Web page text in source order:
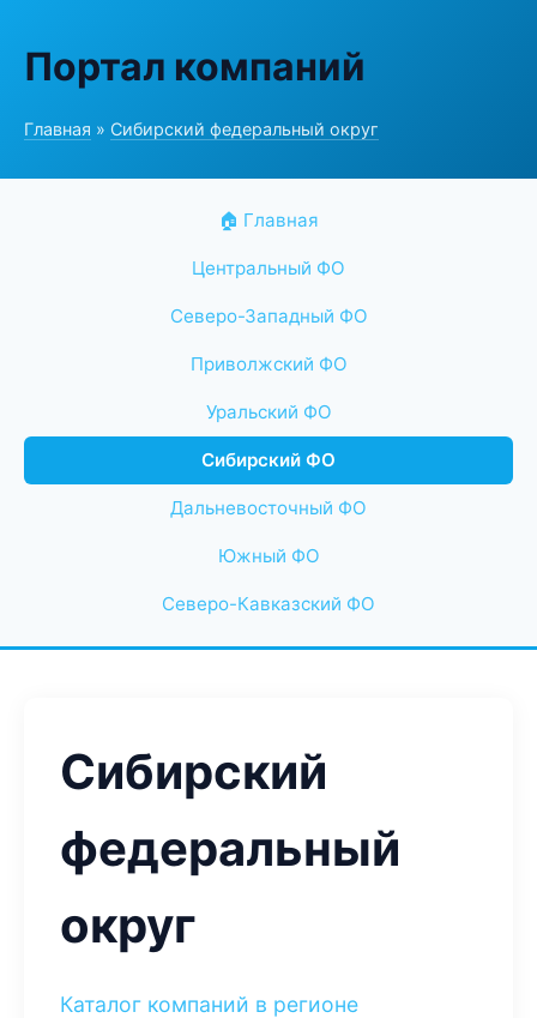
Портал компаний
Главная » Сибирский федеральный округ
🏠 Главная
Центральный ФО
Северо-Западный ФО
Приволжский ФО
Уральский ФО
Сибирский ФО
Дальневосточный ФО
Южный ФО
Северо-Кавказский ФО
Сибирский
федеральный
округ
Каталог компаний в регионе